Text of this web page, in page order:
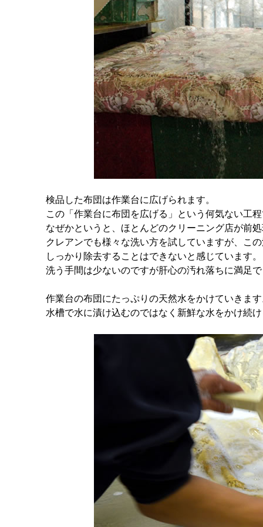
検品した布団は作業台に広げられます。
この「作業台に布団を広げる」という何気ない工
なぜかというと、ほとんどのクリーニング店が前
クレアンでも様々な洗い方を試していますが、こ
しっかり除去することはできないと感じています。
洗う手間は少ないのですが肝心の汚れ落ちに満足
作業台の布団にたっぷりの天然水をかけていきま
水槽で水に漬け込むのではなく新鮮な水をかけ続